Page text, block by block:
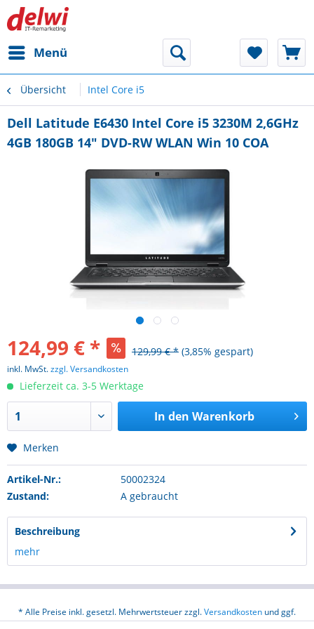
Menü
Übersicht Intel Core i5
Dell Latitude E6430 Intel Core i5 3230M 2,6GHz
4GB 180GB 14" DVD-RW WLAN Win 10 COA
124,99 € * 129,99 € * (3,85% gespart)
inkl. MwSt.zzgl. Versandkosten
Lieferzeit ca. 3-5 Werktage
In den Warenkorb
Merken
Artikel-Nr.:
50002324
Zustand:
A gebraucht
Beschreibung
mehr
* Alle Preise inkl. gesetzl. Mehrwertsteuer zzgl.Versandkosten und ggf.